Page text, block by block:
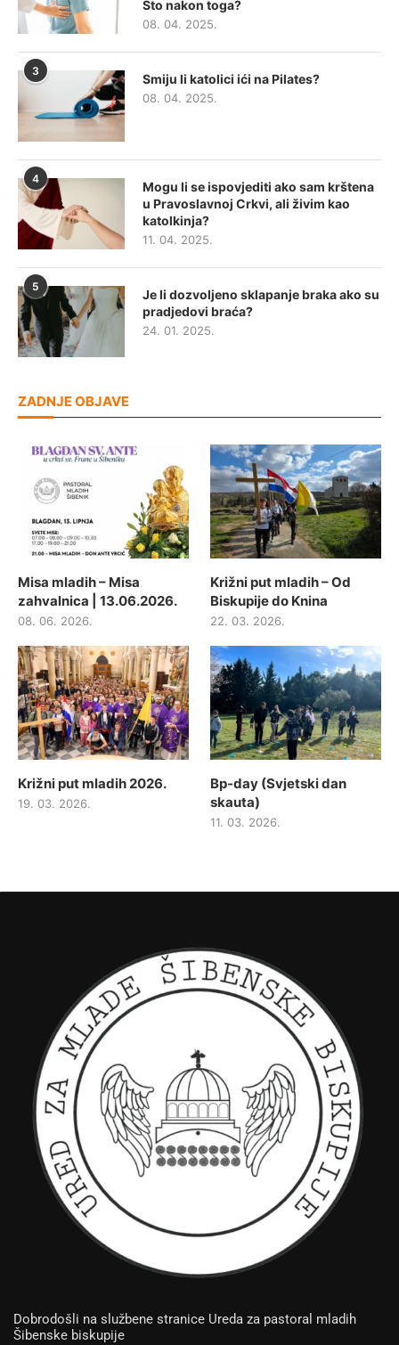
Što nakon toga?
08. 04. 2025.
3
Smiju li katolici ići na Pilates?
08. 04. 2025.
4
Mogu li se ispovjediti ako sam krštena
u Pravoslavnoj Crkvi, ali živim kao
katolkinja?
11. 04. 2025.
5
Je li dozvoljeno sklapanje braka ako su
pradjedovi braća?
24. 01. 2025.
ZADNJE OBJAVE
Misa mladih – Misa
zahvalnica | 13.06.2026.
08. 06. 2026.
Križni put mladih – Od
Biskupije do Knina
22. 03. 2026.
Križni put mladih 2026.
19. 03. 2026.
Bp-day (Svjetski dan
skauta)
11. 03. 2026.
Dobrodošli na službene stranice Ureda za pastoral mladih
Šibenske biskupije